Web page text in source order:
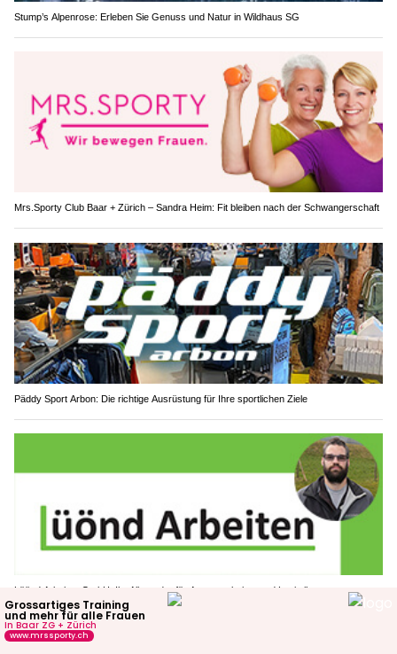
Stump’s Alpenrose: Erleben Sie Genuss und Natur in Wildhaus SG
Mrs.Sporty Club Baar + Zürich – Sandra Heim: Fit bleiben nach der Schwangerschaft
Päddy Sport Arbon: Die richtige Ausrüstung für Ihre sportlichen Ziele
Lüönd Arbeiten GmbH: Ihr Allrounder für Aussenarbeiten und Logistik
Lebensmittel im Sommer sicher kühlen: So